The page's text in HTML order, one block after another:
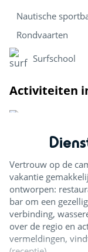
Nautische
Rondvaarten
Surfschool
Activiteiten
Vissen
Fietsroutes
Skatepark
Vertrouw op de
vakantie
ontworpen:
bar om een
verbinding,
over de regio en
vermeldingen,